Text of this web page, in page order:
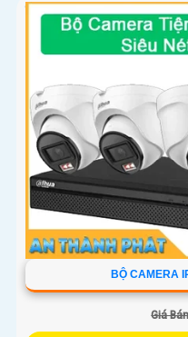
trong đầu ghi hình với đầy
hiện chuyển động, đàm
có màu vào ban đêm
BỘ CAMERA
Giá